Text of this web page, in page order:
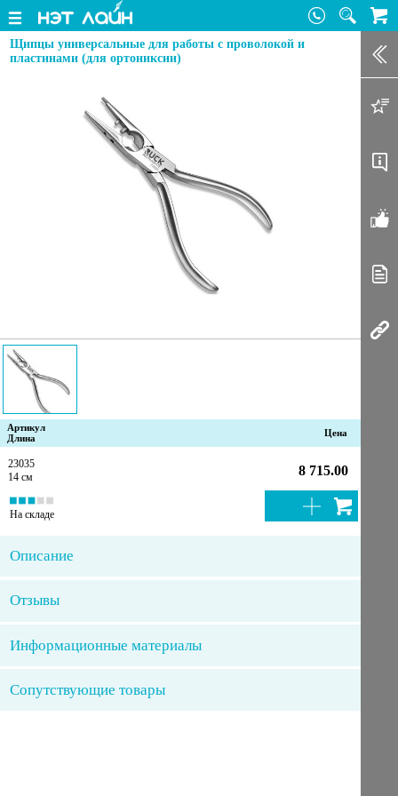
Щипцы универсальные для работы с проволокой и
пластинами (для ортониксии)
Артикул
Длина
Цена
23035
14 см
8 715.00
На складе
Описание
Отзывы
Информационные материалы
Сопутствующие товары